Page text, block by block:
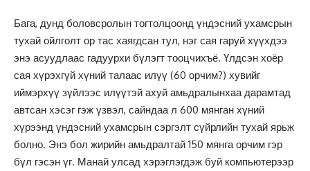
Бага, дунд боловсролын тогтолцоонд үндэсний ухамсрын
тухай ойлголт ор тас хаягдсан тул, нэг сая гаруй хүүхдээ
энэ асуудлаас гадуурхи бүлэгт тооцчихъё. Үлдсэн хоёр
сая хүрэхгүй хүний талаас илүү (60 орчим?) хувийг
иймэрхүү зүйлээс илүүтэй ахуй амьдралынхаа дарамтад
автсан хэсэг гэж үзвэл, сайндаа л 600 мянган хүний
хүрээнд үндэсний ухамсрын сэргэлт сүйрлийн тухай ярьж
болно. Энэ бол жирийн амьдралтай 150 мянга орчим гэр
бүл гэсэн үг. Манай улсад хэрэглэгдэж буй компьютерээр